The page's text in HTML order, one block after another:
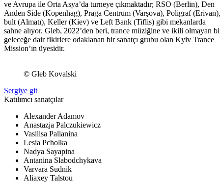
ve Avrupa ile Orta Asya’da turneye çıkmaktadır; RSO (Berlin), Den
Anden Side (Kopenhag), Praga Centrum (Varşova), Poligraf (Erivan),
bult (Almatı), Keller (Kiev) ve Left Bank (Tiflis) gibi mekanlarda
sahne alıyor. Gleb, 2022’den beri, trance müziğine ve ikili olmayan
geleceğe dair fikirlere odaklanan bir sanatçı grubu olan Kyiv Trance
Mission’ın üyesidir.
© Gleb Kovalski
Sergiye git
Katılımcı sanatçılar
Alexander Adamov
Anastazja Palczukiewicz
Vasilisa Palianina
Lesia Pcholka
Nadya Sayapina
Antanina Slabodchykava
Varvara Sudnik
Aliaxey Talstou